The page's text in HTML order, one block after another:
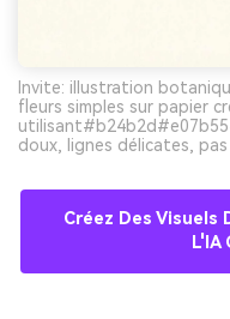
Invite: illustration
fleurs simples sur papier
doux, lignes délicates,
Créez Des Visuels